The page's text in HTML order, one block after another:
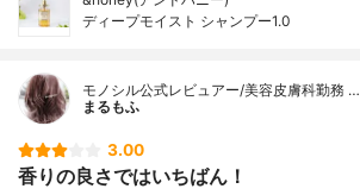
ディープモイスト シャンプー1.0
モノシル公式レビュアー/美容皮膚科勤務 …
まるもふ
3.00
香りの良さではいちばん！